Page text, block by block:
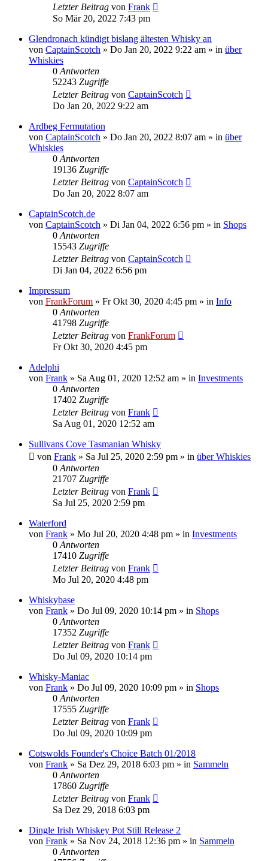
Letzter Beitrag von Frank
So Mär 20, 2022 7:43 pm
Glendronach kündigt bislang ältesten Whisky an
von CaptainScotch » Do Jan 20, 2022 9:22 am » in über
Whiskies
0 Antworten
52243 Zugriffe
Letzter Beitrag von CaptainScotch
Do Jan 20, 2022 9:22 am
Ardbeg Fermutation
von CaptainScotch » Do Jan 20, 2022 8:07 am » in über
Whiskies
0 Antworten
19136 Zugriffe
Letzter Beitrag von CaptainScotch
Do Jan 20, 2022 8:07 am
CaptainScotch.de
von CaptainScotch » Di Jan 04, 2022 6:56 pm » in Shops
0 Antworten
15543 Zugriffe
Letzter Beitrag von CaptainScotch
Di Jan 04, 2022 6:56 pm
Impressum
von FrankForum » Fr Okt 30, 2020 4:45 pm » in Info
0 Antworten
41798 Zugriffe
Letzter Beitrag von FrankForum
Fr Okt 30, 2020 4:45 pm
Adelphi
von Frank » Sa Aug 01, 2020 12:52 am » in Investments
0 Antworten
17402 Zugriffe
Letzter Beitrag von Frank
Sa Aug 01, 2020 12:52 am
Sullivans Cove Tasmanian Whisky
von Frank » Sa Jul 25, 2020 2:59 pm » in über Whiskies
0 Antworten
21707 Zugriffe
Letzter Beitrag von Frank
Sa Jul 25, 2020 2:59 pm
Waterford
von Frank » Mo Jul 20, 2020 4:48 pm » in Investments
0 Antworten
17410 Zugriffe
Letzter Beitrag von Frank
Mo Jul 20, 2020 4:48 pm
Whiskybase
von Frank » Do Jul 09, 2020 10:14 pm » in Shops
0 Antworten
17352 Zugriffe
Letzter Beitrag von Frank
Do Jul 09, 2020 10:14 pm
Whisky-Maniac
von Frank » Do Jul 09, 2020 10:09 pm » in Shops
0 Antworten
17555 Zugriffe
Letzter Beitrag von Frank
Do Jul 09, 2020 10:09 pm
Cotswolds Founder's Choice Batch 01/2018
von Frank » Sa Dez 29, 2018 6:03 pm » in Sammeln
0 Antworten
17860 Zugriffe
Letzter Beitrag von Frank
Sa Dez 29, 2018 6:03 pm
Dingle Irish Whiskey Pot Still Release 2
von Frank » Sa Nov 24, 2018 12:36 pm » in Sammeln
0 Antworten